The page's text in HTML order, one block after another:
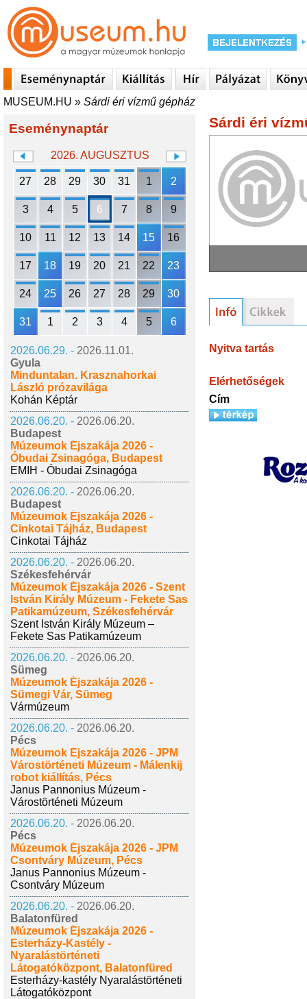
MUSEUM.HU » Sárdi éri vízmű gépház
Eseménynaptár
2026. AUGUSZTUS
27 28 29 30 31 1 2
3 4 5 6 7 8 9
10 11 12 13 14 15 16
17 18 19 20 21 22 23
24 25 26 27 28 29 30
31 1 2 3 4 5 6
2026.06.29. - 2026.11.01.
Gyula
Minduntalan. Krasznahorkai
László prózavilága
Kohán Képtár
2026.06.20. - 2026.06.20.
Budapest
Múzeumok Éjszakája 2026 -
Óbudai Zsinagóga, Budapest
EMIH - Óbudai Zsinagóga
2026.06.20. - 2026.06.20.
Budapest
Múzeumok Éjszakája 2026 -
Cinkotai Tájház, Budapest
Cinkotai Tájház
2026.06.20. - 2026.06.20.
Székesfehérvár
Múzeumok Éjszakája 2026 - Szent
István Király Múzeum - Fekete Sas
Patikamúzeum, Székesfehérvár
Szent István Király Múzeum –
Fekete Sas Patikamúzeum
2026.06.20. - 2026.06.20.
Sümeg
Múzeumok Éjszakája 2026 -
Sümegi Vár, Sümeg
Vármúzeum
2026.06.20. - 2026.06.20.
Pécs
Múzeumok Éjszakája 2026 - JPM
Várostörténeti Múzeum - Málenkij
robot kiállítás, Pécs
Janus Pannonius Múzeum -
Várostörténeti Múzeum
2026.06.20. - 2026.06.20.
Pécs
Múzeumok Éjszakája 2026 - JPM
Csontváry Múzeum, Pécs
Janus Pannonius Múzeum -
Csontváry Múzeum
2026.06.20. - 2026.06.20.
Balatonfüred
Múzeumok Éjszakája 2026 -
Esterházy-Kastély -
Nyaralástörténeti
Látogatóközpont, Balatonfüred
Esterházy-kastély Nyaralástörténeti
Látogatóközpont
Sárdi éri
Nyitva tartás
Elérhetőségek
Cím